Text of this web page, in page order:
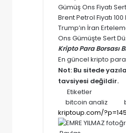
Gümüş Ons Fiyatı
Brent Petrol Fiyatı 100
Trump’ın İran
Ons Gümüşte Sert
Kripto Para Borsası
En güncel kripto
Not: Bu sitede
tavsiyesi değildir.
Etiketler
bitcoin analiz